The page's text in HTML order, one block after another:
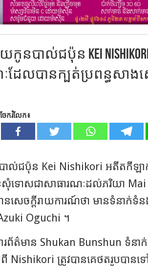
យ​កូនបាល់​ជប៉ុន Kei
ដែលបានក្បត់ប្រពន្ធ​សាង
ចែករំលែក៖
បាល់ជប៉ុន Kei Nishikori អតីតកី
ទោសជាសាធារណៈដល់ភរិយា Mai
ានសេចក្តីរាយការណ៍ថា មានទំនាក់
Oguchi ។
ព័ត៌មាន ​​Shukan Bunshun ទំនាក់
ពី Nishikori ត្រូវបានគេថតរូបបានទ